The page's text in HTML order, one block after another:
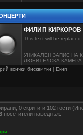
ФИЛИП КИРКОРОВ
This text will be replaced
УНИКАЛЕН ЗАПИС НА
ЛЮБИТЕЛСКА
всички бисквитки | Екип
0 скрити и 102 гости
посетители наведнъж.